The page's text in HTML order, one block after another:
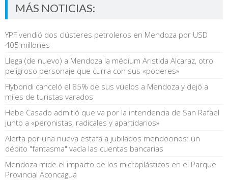
MÁS NOTICIAS:
YPF vendió dos clústeres petroleros en Mendoza por USD
405 millones
Llega (de nuevo) a Mendoza la médium Aristida Alcaraz, otro
peligroso personaje que curra con sus «poderes»
Flybondi canceló el 85% de sus vuelos a Mendoza y dejó a
miles de turistas varados
Hebe Casado admitió que va por la intendencia de San Rafael
junto a «peronistas, radicales y apartidarios»
Alerta por una nueva estafa a jubilados mendocinos: un
débito "fantasma" vacía las cuentas bancarias
Mendoza mide el impacto de los microplásticos en el Parque
Provincial Aconcagua